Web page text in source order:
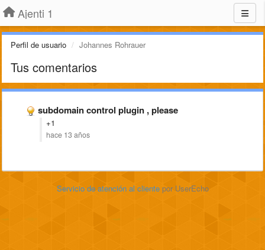
Ajenti 1
Perfil de usuario Johannes Rohrauer
Tus comentarios
subdomain control plugin , please
+1
hace 13 años
Servicio de atención al cliente por UserEcho